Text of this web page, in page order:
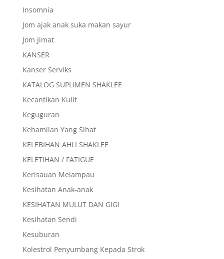
Insomnia
Jom ajak anak suka makan sayur
Jom Jimat
KANSER
Kanser Serviks
KATALOG SUPLIMEN SHAKLEE
Kecantikan Kulit
Keguguran
Kehamilan Yang Sihat
KELEBIHAN AHLI SHAKLEE
KELETIHAN / FATIGUE
Kerisauan Melampau
Kesihatan Anak-anak
KESIHATAN MULUT DAN GIGI
Kesihatan Sendi
Kesuburan
Kolestrol Penyumbang Kepada Strok